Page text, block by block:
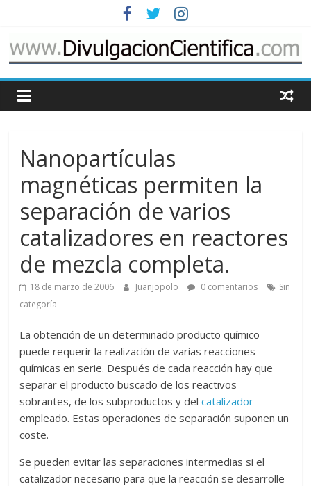
contenido
Cosas
Nanopartículas
magnéticas permiten la
separación de varios
catalizadores en reactores
de mezcla completa.
18 de marzo de 2006 Juanjopolo 0 comentarios
Sin
categoría
La obtención de un determinado producto químico
puede requerir la realización de varias reacciones
químicas en serie. Después de cada reacción hay que
separar el producto buscado de los reactivos
sobrantes, de los subproductos y delcatalizador
empleado. Estas operaciones de separación suponen un
coste.
Se pueden evitar las separaciones intermedias si el
catalizador necesario para que la reacción se desarrolle